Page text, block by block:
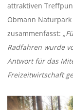
attraktiven
Obmann
zusammenfasst:
Radfahren wurde
Antwort für das
Freizeitwirtschaft